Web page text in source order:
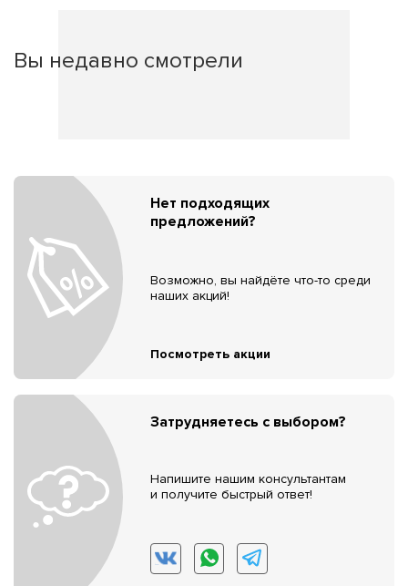
Вы недавно смотрели
Нет подходящих
предложений?
Возможно, вы найдёте что-то среди
наших акций!
Посмотреть акции
Затрудняетесь с выбором?
Напишите нашим консультантам
и получите быстрый ответ!